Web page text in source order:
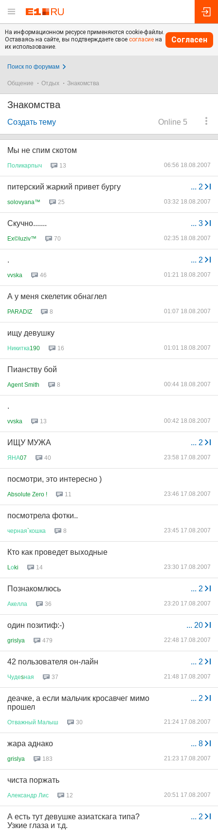
На информационном ресурсе применяются cookie-файлы.
Оставаясь на сайте, вы подтверждаете свое согласие на
их использование.
Согласен
Поиск по форумам
Общение Отдых Знакомства
Знакомства
Online 5
Создать тему
Мы не спим скотом
Поликарпыч 13 06:56 18.08.2007
... 2
питерский жаркий привет бургу
solovyana™ 25 03:32 18.08.2007
... 3
Скучно.......
Ex©luziv™ 70 02:35 18.08.2007
... 2
.
vvska 46 01:21 18.08.2007
А у меня скелетик обнаглел
PARADIZ 8 01:07 18.08.2007
ищу девушку
Никитка190 16 01:01 18.08.2007
Пианству бой
Agent Smith 8 00:44 18.08.2007
.
vvska 13 00:42 18.08.2007
... 2
ИЩУ МУЖА
ЯНА07 40 23:58 17.08.2007
посмотри, это интересно )
Absolute Zero ! 11 23:46 17.08.2007
посмотрела фотки..
черная`кошка 8 23:45 17.08.2007
Кто как проведет выходные
L оki 14 23:30 17.08.2007
... 2
Познакомлюсь
Акелла 36 23:20 17.08.2007
... 20
один позитиф:-)
grislya 479 22:48 17.08.2007
... 2
42 пользователя он-лайн
Чудеsная 37 21:48 17.08.2007
... 2
деачке, а если мальчик кросавчег мимо
прошел
Отважный Малыш 30 21:24 17.08.2007
... 8
жара аднако
grislya 183 21:23 17.08.2007
чиста поржать
Александр Лис 12 20:51 17.08.2007
... 2
А есть тут девушке азиатскага типа?
Узкие глаза и т.д.